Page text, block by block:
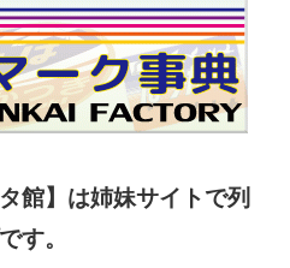
館】は姉妹サイトで列
す。